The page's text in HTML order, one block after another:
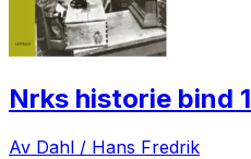
Nrks historie bind 1
Av Dahl / Hans Fredrik